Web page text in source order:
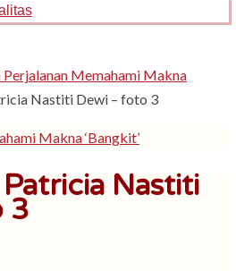
Perjalanan Memahami Makna
Nastiti Dewi – foto 3
Makna ‘Bangkit’
Nastiti
3